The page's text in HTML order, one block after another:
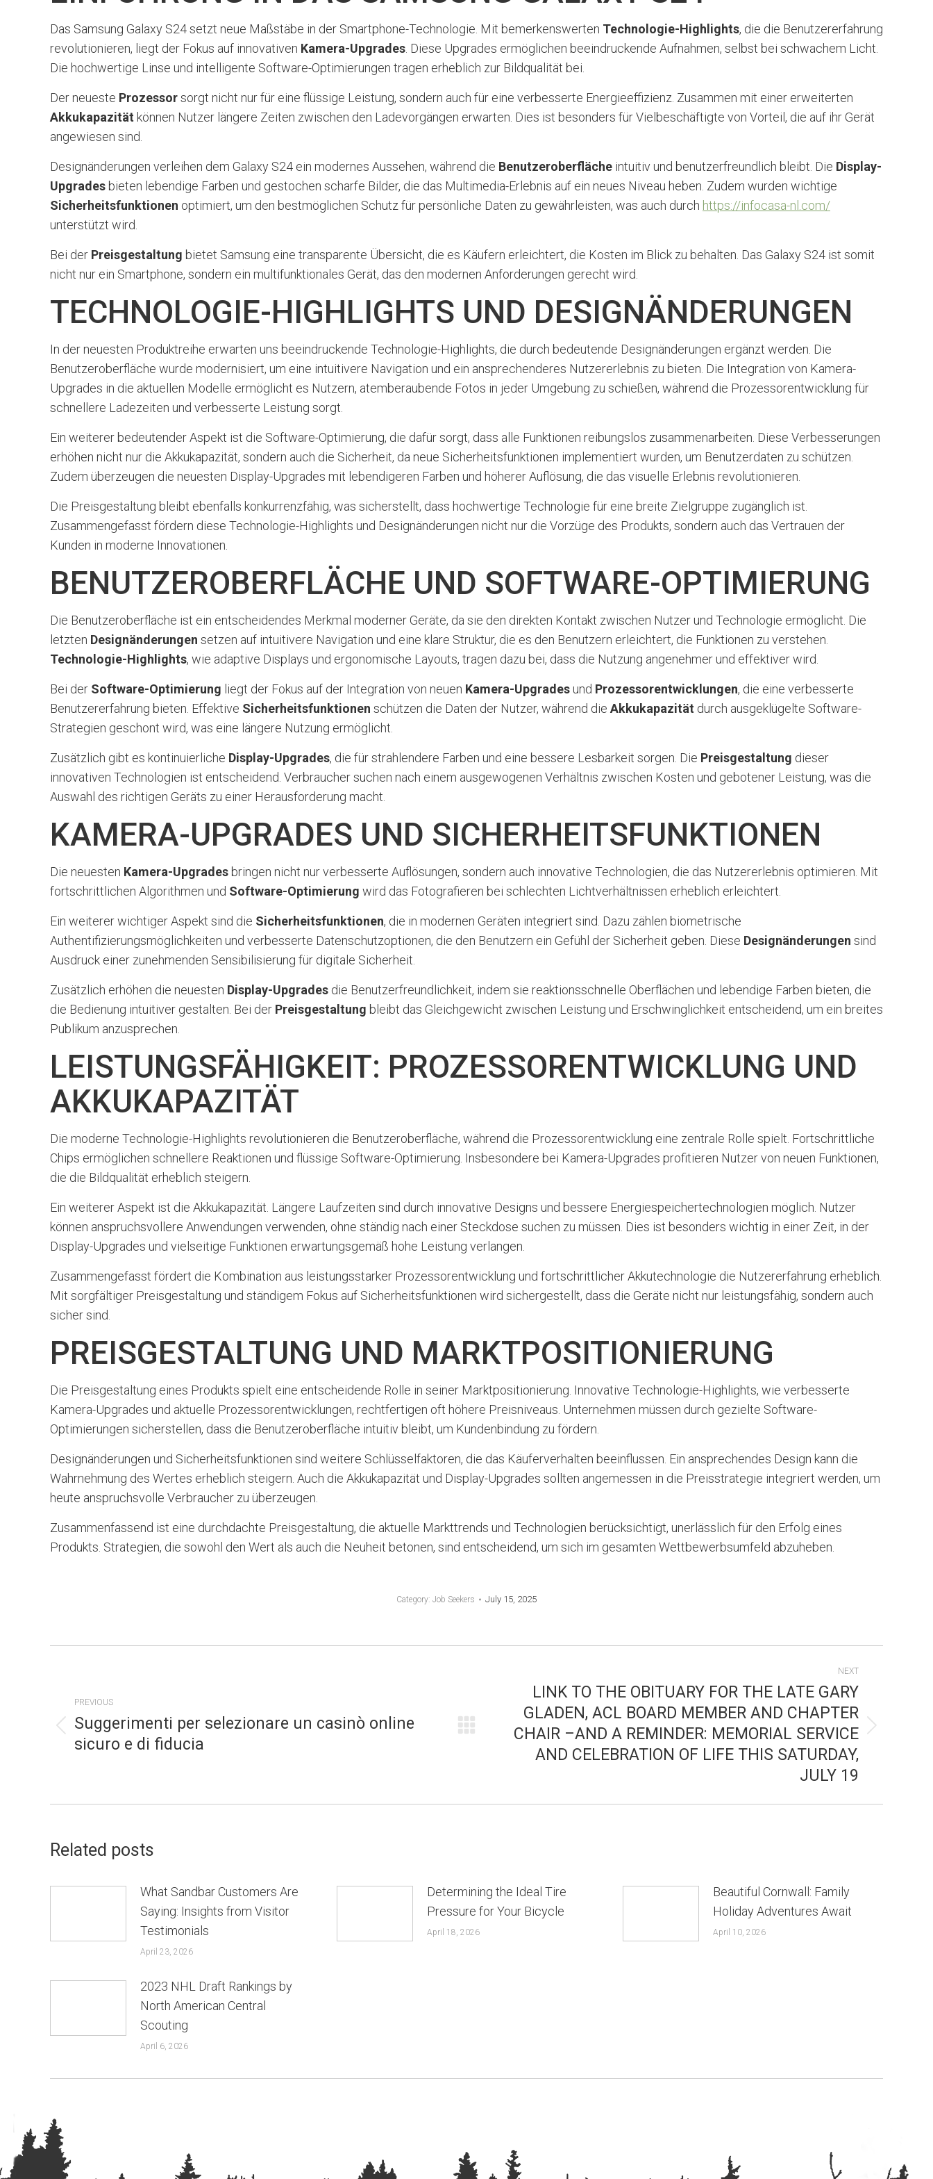
Das Samsung Galaxy S24 setzt neue Maßstäbe in der Smartphone-Technologie. Mit bemerkenswerten Technologie-Highlights, die die Benutzererfahrung
revolutionieren, liegt der Fokus auf innovativen Kamera-Upgrades . Diese Upgrades ermöglichen beeindruckende Aufnahmen, selbst bei schwachem Licht.
Die hochwertige Linse und intelligente Software-Optimierungen tragen erheblich zur Bildqualität bei.
Der neueste Prozessorsorgt nicht nur für eine flüssige Leistung, sondern auch für eine verbesserte Energieeffizienz. Zusammen mit einer erweiterten
Akkukapazität können Nutzer längere Zeiten zwischen den Ladevorgängen erwarten. Dies ist besonders für Vielbeschäftigte von Vorteil, die auf ihr Gerät
angewiesen sind.
Designänderungen verleihen dem Galaxy S24 ein modernes Aussehen, während die Benutzeroberfläche intuitiv und benutzerfreundlich bleibt. Die Display-
Upgrades bieten lebendige Farben und gestochen scharfe Bilder, die das Multimedia-Erlebnis auf ein neues Niveau heben. Zudem wurden wichtige
Sicherheitsfunktionen optimiert, um den bestmöglichen Schutz für persönliche Daten zu gewährleisten, was auch durch https://infocasa-nl.com/
unterstützt wird.
Bei der Preisgestaltung bietet Samsung eine transparente Übersicht, die es Käufern erleichtert, die Kosten im Blick zu behalten. Das Galaxy S24 ist somit
nicht nur ein Smartphone, sondern ein multifunktionales Gerät, das den modernen Anforderungen gerecht wird.
TECHNOLOGIE-HIGHLIGHTS UND DESIGNÄNDERUNGEN
In der neuesten Produktreihe erwarten uns beeindruckende Technologie-Highlights, die durch bedeutende Designänderungen ergänzt werden. Die
Benutzeroberfläche wurde modernisiert, um eine intuitivere Navigation und ein ansprechenderes Nutzererlebnis zu bieten. Die Integration von Kamera-
Upgrades in die aktuellen Modelle ermöglicht es Nutzern, atemberaubende Fotos in jeder Umgebung zu schießen, während die Prozessorentwicklung für
schnellere Ladezeiten und verbesserte Leistung sorgt.
Ein weiterer bedeutender Aspekt ist die Software-Optimierung, die dafür sorgt, dass alle Funktionen reibungslos zusammenarbeiten. Diese Verbesserungen
erhöhen nicht nur die Akkukapazität, sondern auch die Sicherheit, da neue Sicherheitsfunktionen implementiert wurden, um Benutzerdaten zu schützen.
Zudem überzeugen die neuesten Display-Upgrades mit lebendigeren Farben und höherer Auflösung, die das visuelle Erlebnis revolutionieren.
Die Preisgestaltung bleibt ebenfalls konkurrenzfähig, was sicherstellt, dass hochwertige Technologie für eine breite Zielgruppe zugänglich ist.
Zusammengefasst fördern diese Technologie-Highlights und Designänderungen nicht nur die Vorzüge des Produkts, sondern auch das Vertrauen der
Kunden in moderne Innovationen.
BENUTZEROBERFLÄCHE UND SOFTWARE-OPTIMIERUNG
Die Benutzeroberfläche ist ein entscheidendes Merkmal moderner Geräte, da sie den direkten Kontakt zwischen Nutzer und Technologie ermöglicht. Die
letzten Designänderungen setzen auf intuitivere Navigation und eine klare Struktur, die es den Benutzern erleichtert, die Funktionen zu verstehen.
Technologie-Highlights, wie adaptive Displays und ergonomische Layouts, tragen dazu bei, dass die Nutzung angenehmer und effektiver wird.
Bei der Software-Optimierung liegt der Fokus auf der Integration von neuen Kamera-Upgrades und Prozessorentwicklungen, die eine verbesserte
Benutzererfahrung bieten. Effektive Sicherheitsfunktionen schützen die Daten der Nutzer, während die Akkukapazität durch ausgeklügelte Software-
Strategien geschont wird, was eine längere Nutzung ermöglicht.
Zusätzlich gibt es kontinuierliche Display-Upgrades, die für strahlendere Farben und eine bessere Lesbarkeit sorgen. Die Preisgestaltung dieser
innovativen Technologien ist entscheidend. Verbraucher suchen nach einem ausgewogenen Verhältnis zwischen Kosten und gebotener Leistung, was die
Auswahl des richtigen Geräts zu einer Herausforderung macht.
KAMERA-UPGRADES UND SICHERHEITSFUNKTIONEN
Die neuesten Kamera-Upgrades bringen nicht nur verbesserte Auflösungen, sondern auch innovative Technologien, die das Nutzererlebnis optimieren. Mit
fortschrittlichen Algorithmen und Software-Optimierung wird das Fotografieren bei schlechten Lichtverhältnissen erheblich erleichtert.
Ein weiterer wichtiger Aspekt sind die Sicherheitsfunktionen, die in modernen Geräten integriert sind. Dazu zählen biometrische
Authentifizierungsmöglichkeiten und verbesserte Datenschutzoptionen, die den Benutzern ein Gefühl der Sicherheit geben. Diese Designänderungen sind
Ausdruck einer zunehmenden Sensibilisierung für digitale Sicherheit.
Zusätzlich erhöhen die neuesten Display-Upgrades die Benutzerfreundlichkeit, indem sie reaktionsschnelle Oberflächen und lebendige Farben bieten, die
die Bedienung intuitiver gestalten. Bei der Preisgestaltung bleibt das Gleichgewicht zwischen Leistung und Erschwinglichkeit entscheidend, um ein breites
Publikum anzusprechen.
LEISTUNGSFÄHIGKEIT: PROZESSORENTWICKLUNG UND
AKKUKAPAZITÄT
Die moderne Technologie-Highlights revolutionieren die Benutzeroberfläche, während die Prozessorentwicklung eine zentrale Rolle spielt. Fortschrittliche
Chips ermöglichen schnellere Reaktionen und flüssige Software-Optimierung. Insbesondere bei Kamera-Upgrades profitieren Nutzer von neuen Funktionen,
die die Bildqualität erheblich steigern.
Ein weiterer Aspekt ist die Akkukapazität. Längere Laufzeiten sind durch innovative Designs und bessere Energiespeichertechnologien möglich. Nutzer
können anspruchsvollere Anwendungen verwenden, ohne ständig nach einer Steckdose suchen zu müssen. Dies ist besonders wichtig in einer Zeit, in der
Display-Upgrades und vielseitige Funktionen erwartungsgemäß hohe Leistung verlangen.
Zusammengefasst fördert die Kombination aus leistungsstarker Prozessorentwicklung und fortschrittlicher Akkutechnologie die Nutzererfahrung erheblich.
Mit sorgfältiger Preisgestaltung und ständigem Fokus auf Sicherheitsfunktionen wird sichergestellt, dass die Geräte nicht nur leistungsfähig, sondern auch
sicher sind.
PREISGESTALTUNG UND MARKTPOSITIONIERUNG
Die Preisgestaltung eines Produkts spielt eine entscheidende Rolle in seiner Marktpositionierung. Innovative Technologie-Highlights, wie verbesserte
Kamera-Upgrades und aktuelle Prozessorentwicklungen, rechtfertigen oft höhere Preisniveaus. Unternehmen müssen durch gezielte Software-
Optimierungen sicherstellen, dass die Benutzeroberfläche intuitiv bleibt, um Kundenbindung zu fördern.
Designänderungen und Sicherheitsfunktionen sind weitere Schlüsselfaktoren, die das Käuferverhalten beeinflussen. Ein ansprechendes Design kann die
Wahrnehmung des Wertes erheblich steigern. Auch die Akkukapazität und Display-Upgrades sollten angemessen in die Preisstrategie integriert werden, um
heute anspruchsvolle Verbraucher zu überzeugen.
Zusammenfassend ist eine durchdachte Preisgestaltung, die aktuelle Markttrends und Technologien berücksichtigt, unerlässlich für den Erfolg eines
Produkts. Strategien, die sowohl den Wert als auch die Neuheit betonen, sind entscheidend, um sich im gesamten Wettbewerbsumfeld abzuheben.
Category: Job Seekers July 15, 2025
NAVIGATION
PREVIOUS
Previous
post:
Suggerimenti per selezionare un casinò online
sicuro e di fiducia
NEXT
Next
LINK TO THE OBITUARY FOR THE LATE GARY
GLADEN, ACL BOARD MEMBER AND CHAPTER
CHAIR –AND A REMINDER: MEMORIAL SERVICE
AND CELEBRATION OF LIFE THIS SATURDAY,
JULY 19
Related posts
What Sandbar Customers Are
Saying: Insights from Visitor
Testimonials
April 23, 2026
Determining the Ideal Tire
Pressure for Your Bicycle
April 18, 2026
Beautiful Cornwall: Family
Holiday Adventures Await
April 10, 2026
2023 NHL Draft Rankings by
North American Central
Scouting
April 6, 2026